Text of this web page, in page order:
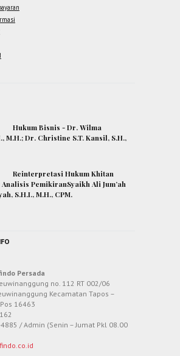
Hukum Bisnis - Dr. Wilma
M.H.; Dr. Christine S.T. Kansil, S.H.,
Reinterpretasi Hukum Khitan
PemikiranSyaikh Ali Jum’ah
S.H.I., M.H., CPM.
Persada
no. 112 RT 002/06
Kecamatan Tapos –
16463
/ Admin (Senin – Jumat Pkl 08.00